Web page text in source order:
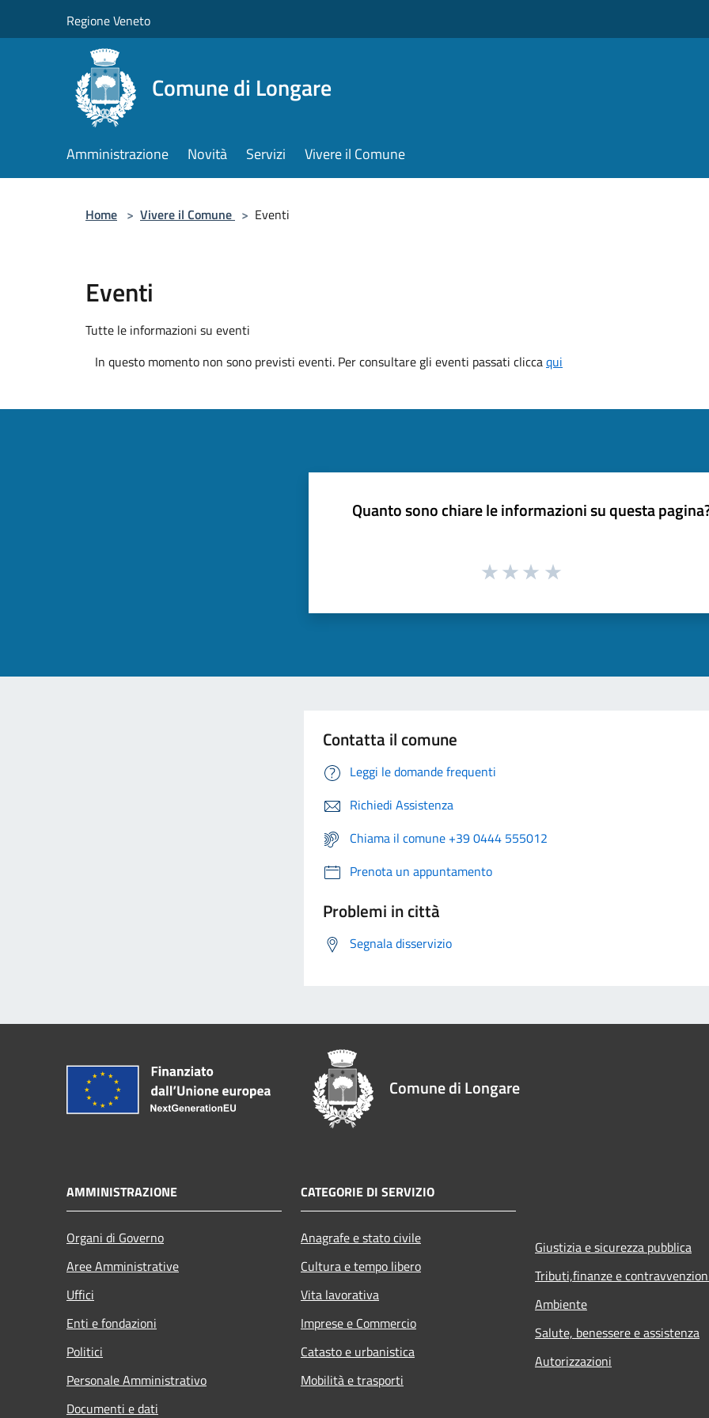
Regione Veneto
Comune di Longare
Amministrazione Novità Servizi Vivere il Comune
Home > Vivere il Comune > Eventi
Eventi
Tutte le informazioni su eventi
In questo momento non sono previsti eventi. Per consultare gli eventi passati cliccaqui
Quanto sono chiare le informazioni su questa
Contatta il comune
Leggi le domande frequenti
Richiedi Assistenza
Chiama il comune +39 0444 555012
Prenota un appuntamento
Problemi in città
Segnala disservizio
Comune di Longare
AMMINISTRAZIONE
Organi di Governo
Aree Amministrative
Uffici
Enti e fondazioni
Politici
Personale Amministrativo
Documenti e dati
CATEGORIE DI SERVIZIO
Anagrafe e stato civile
Cultura e tempo libero
Vita lavorativa
Imprese e Commercio
Catasto e urbanistica
Mobilità e trasporti
Giustizia e sicurezza pubblica
Tributi,finanze e
Ambiente
Salute, benessere e assistenza
Autorizzazioni